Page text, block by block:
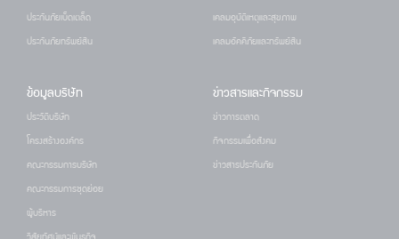
ประกันภัยเบ็ดเตล็ด
ประกันภัยทรัพย์สิน
เคลมอุบัติเหตุและสุขภาพ
เคลมอัคคีภัยและทรัพย์สิน
ข้อมูลบริษัท
ประวัติบริษัท
โครงสร้างองค์กร
คณะกรรมการบริษัท
คณะกรรมการชุดย่อย
ผู้บริหาร
ข่าวสารและกิจกรรม
ข่าวการตลาด
กิจกรรมเพื่อสังคม
ข่าวสารประกันภัย